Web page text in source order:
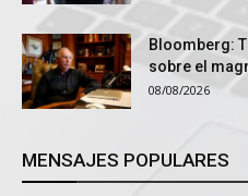
Bloomberg:
sobre el
08/08/2026
MENSAJES POPULARES